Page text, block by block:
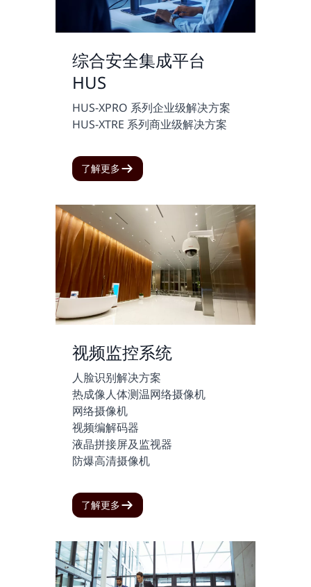
综合安全集成平台
HUS
HUS-XPRO 系列企业级解决方案
HUS-XTRE 系列商业级解决方案
了解更多
视频监控系统
人脸识别解决方案
热成像人体测温网络摄像机
网络摄像机
视频编解码器
液晶拼接屏及监视器
防爆高清摄像机
了解更多